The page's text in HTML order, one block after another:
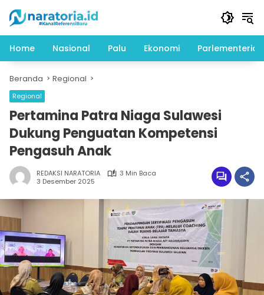
konten
Home
Nasional Palu Ekonomi Parlementeria
Beranda Regional
Regional
Pertamina Patra Niaga Sulawesi
Dukung Penguatan Kompetensi
Pengasuh Anak
REDAKSI NARATORIA
3 Min Baca
3 Desember 2025